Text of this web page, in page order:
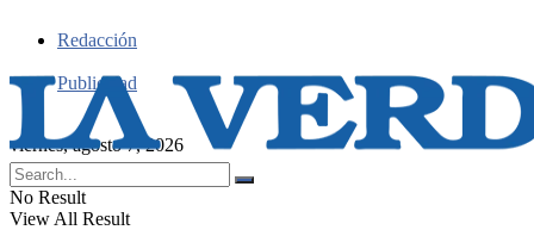
Redacción
Publicidad
viernes, agosto 7, 2026
No Result
View All Result